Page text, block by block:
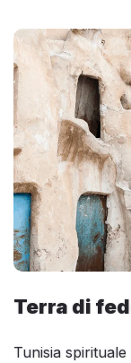
Terra di
Tunisia spirituale